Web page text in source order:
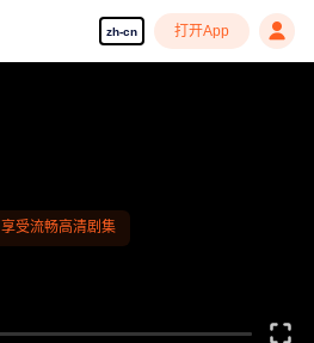
zh-cn 打开App
享受流畅高清剧集